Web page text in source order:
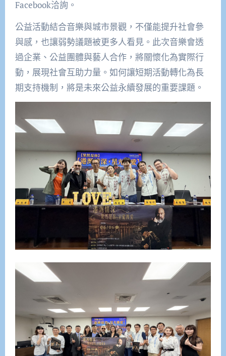
Facebook洽詢。
公益活動結合音樂與城市景觀，不僅能提升社會參
與感，也讓弱勢議題被更多人看見。此次音樂會透
過企業、公益團體與藝人合作，將關懷化為實際行
動，展現社會互助力量。如何讓短期活動轉化為長
期支持機制，將是未來公益永續發展的重要課題。